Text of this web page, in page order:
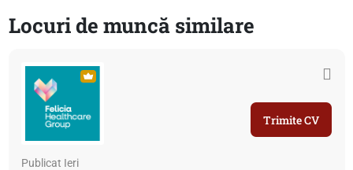
Locuri de muncă similare
Publicat Ieri
Trimite CV